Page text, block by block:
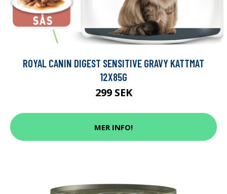
ROYAL CANIN DIGEST SENSITIVE GRAVY KATTMAT
12X85G
299 SEK
MER INFO!